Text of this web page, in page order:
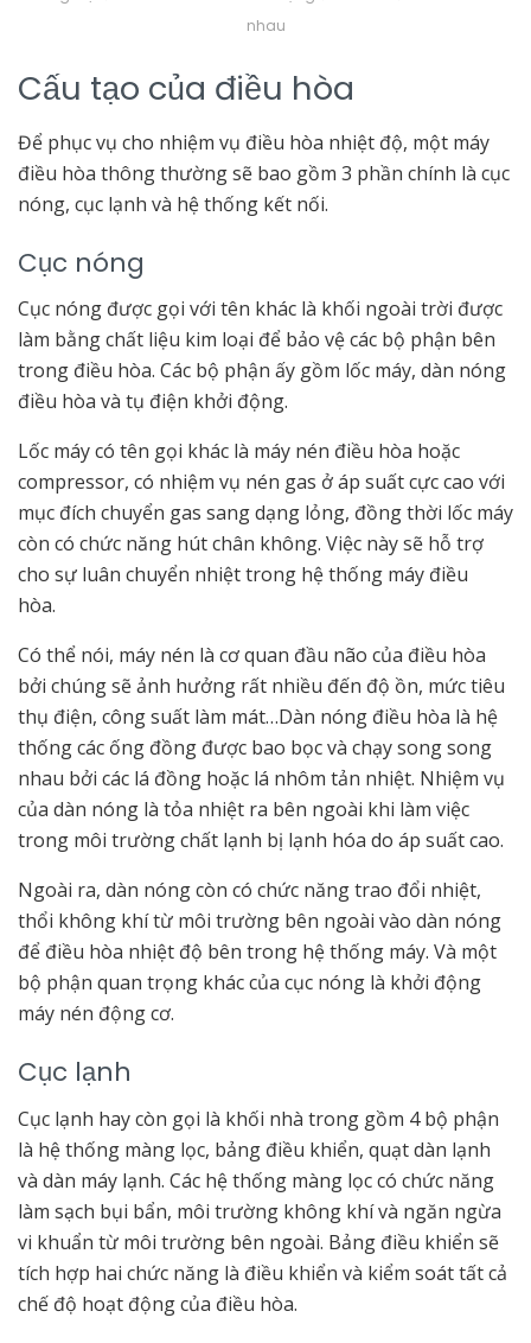
nhau
Cấu tạo của điều hòa
Để phục vụ cho nhiệm vụ điều hòa nhiệt độ, một máy
điều hòa thông thường sẽ bao gồm 3 phần chính là cục
nóng, cục lạnh và hệ thống kết nối.
Cục nóng
Cục nóng được gọi với tên khác là khối ngoài trời được
làm bằng chất liệu kim loại để bảo vệ các bộ phận bên
trong điều hòa. Các bộ phận ấy gồm lốc máy, dàn nóng
điều hòa và tụ điện khởi động.
Lốc máy có tên gọi khác là máy nén điều hòa hoặc
compressor, có nhiệm vụ nén gas ở áp suất cực cao với
mục đích chuyển gas sang dạng lỏng, đồng thời lốc máy
còn có chức năng hút chân không. Việc này sẽ hỗ trợ
cho sự luân chuyển nhiệt trong hệ thống máy điều
hòa.
Có thể nói, máy nén là cơ quan đầu não của điều hòa
bởi chúng sẽ ảnh hưởng rất nhiều đến độ ồn, mức tiêu
thụ điện, công suất làm mát…Dàn nóng điều hòa là hệ
thống các ống đồng được bao bọc và chạy song song
nhau bởi các lá đồng hoặc lá nhôm tản nhiệt. Nhiệm vụ
của dàn nóng là tỏa nhiệt ra bên ngoài khi làm việc
trong môi trường chất lạnh bị lạnh hóa do áp suất cao.
Ngoài ra, dàn nóng còn có chức năng trao đổi nhiệt,
thổi không khí từ môi trường bên ngoài vào dàn nóng
để điều hòa nhiệt độ bên trong hệ thống máy. Và một
bộ phận quan trọng khác của cục nóng là khởi động
máy nén động cơ.
Cục lạnh
Cục lạnh hay còn gọi là khối nhà trong gồm 4 bộ phận
là hệ thống màng lọc, bảng điều khiển, quạt dàn lạnh
và dàn máy lạnh. Các hệ thống màng lọc có chức năng
làm sạch bụi bẩn, môi trường không khí và ngăn ngừa
vi khuẩn từ môi trường bên ngoài. Bảng điều khiển sẽ
tích hợp hai chức năng là điều khiển và kiểm soát tất cả
chế độ hoạt động của điều hòa.